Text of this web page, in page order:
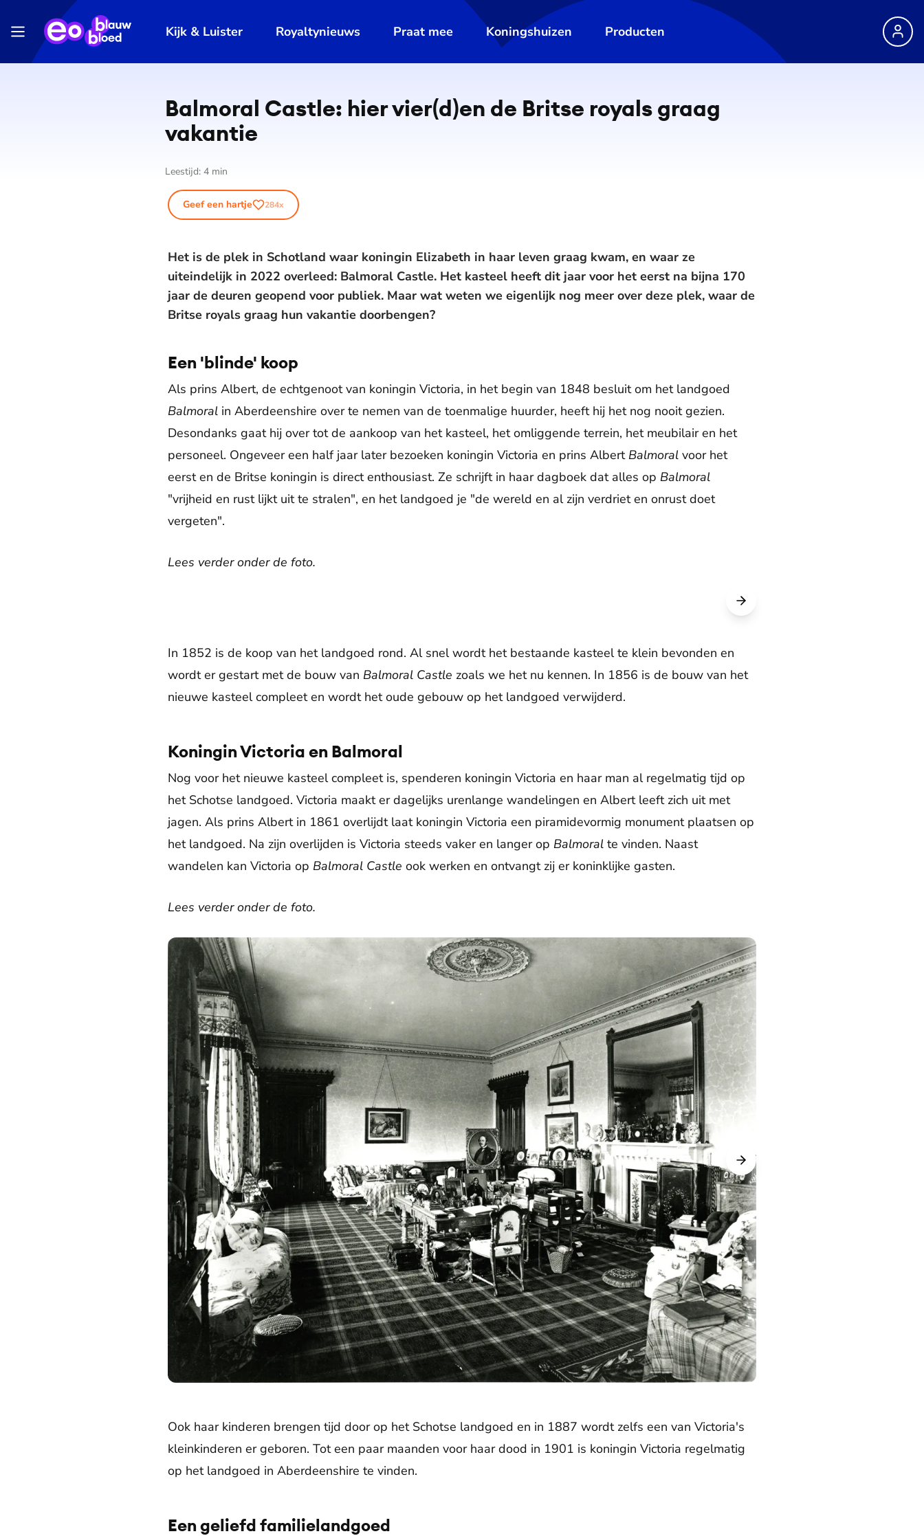
Kijk & Luister Royaltynieuws Praat mee Koningshuizen Producten
Balmoral Castle: hier vier(d)en de Britse royals graag
vakantie
Leestijd: 4 min
Geef een hartje 284x
Het is de plek in Schotland waar koningin Elizabeth in haar leven graag kwam, en waar ze
uiteindelijk in 2022 overleed: Balmoral Castle. Het kasteel heeft dit jaar voor het eerst na bijna 170
jaar de deuren geopend voor publiek. Maar wat weten we eigenlijk nog meer over deze plek, waar de
Britse royals graag hun vakantie doorbengen?
Een 'blinde' koop
Als prins Albert, de echtgenoot van koningin Victoria, in het begin van 1848 besluit om het landgoed
Balmoral in Aberdeenshire over te nemen van de toenmalige huurder, heeft hij het nog nooit gezien.
Desondanks gaat hij over tot de aankoop van het kasteel, het omliggende terrein, het meubilair en het
personeel. Ongeveer een half jaar later bezoeken koningin Victoria en prins Albert Balmoral voor het
eerst en de Britse koningin is direct enthousiast. Ze schrijft in haar dagboek dat alles op Balmoral
"vrijheid en rust lijkt uit te stralen", en het landgoed je "de wereld en al zijn verdriet en onrust doet
vergeten".
Lees verder onder de foto.
In 1852 is de koop van het landgoed rond. Al snel wordt het bestaande kasteel te klein bevonden en
wordt er gestart met de bouw van Balmoral Castle zoals we het nu kennen. In 1856 is de bouw van het
nieuwe kasteel compleet en wordt het oude gebouw op het landgoed verwijderd.
Koningin Victoria en Balmoral
Nog voor het nieuwe kasteel compleet is, spenderen koningin Victoria en haar man al regelmatig tijd op
het Schotse landgoed. Victoria maakt er dagelijks urenlange wandelingen en Albert leeft zich uit met
jagen. Als prins Albert in 1861 overlijdt laat koningin Victoria een piramidevormig monument plaatsen op
het landgoed. Na zijn overlijden is Victoria steeds vaker en langer op Balmoral te vinden. Naast
wandelen kan Victoria op Balmoral Castle ook werken en ontvangt zij er koninklijke gasten.
Lees verder onder de foto.
Ook haar kinderen brengen tijd door op het Schotse landgoed en in 1887 wordt zelfs een van Victoria's
kleinkinderen er geboren. Tot een paar maanden voor haar dood in 1901 is koningin Victoria regelmatig
op het landgoed in Aberdeenshire te vinden.
Een geliefd familielandgoed